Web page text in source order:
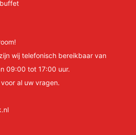
wij telefonisch bereikbaar van
09:00 tot 17:00 uur.
al uw vragen.